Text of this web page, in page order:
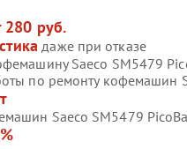
280 руб.
даже при отказе
Saeco SM5479
по ремонту кофемашин
Saeco SM5479